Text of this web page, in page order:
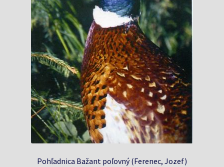
Pohľadnica Bažant poľovný (Ferenec, Jozef)